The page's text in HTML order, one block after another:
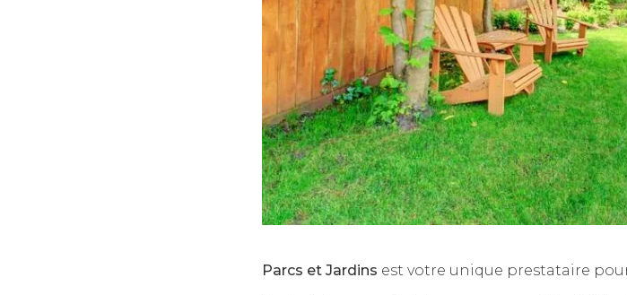
Parcs et Jardins est votre unique prestataire